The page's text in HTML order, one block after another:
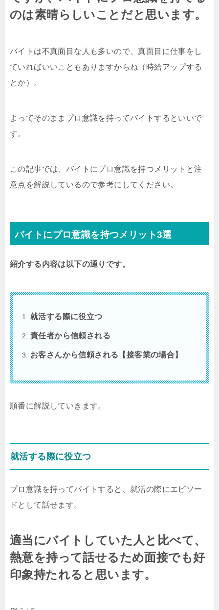
のは素晴らしいことだと思います。
バイトは不真面目な人も多いので、真面目に仕事をし
ていればいいこともありますからね（時給アップする
とか）。
よってそのままプロ意識を持ってバイトするといいで
す。
この記事では、バイトにプロ意識を持つメリットと注
意点を解説しているので参考にしてください。
バイトにプロ意識を持つメリット3選
紹介する内容は以下の通りです。
就活する際に役立つ
責任者から信頼される
お客さんから信頼される【接客業の場合】
順番に解説していきます。
就活する際に役立つ
プロ意識を持ってバイトすると、就活の際にエピソー
ドとして話せます。
適当にバイトしていた人と比べて、
熱意を持って話せるため面接でも好
印象持たれると思います。